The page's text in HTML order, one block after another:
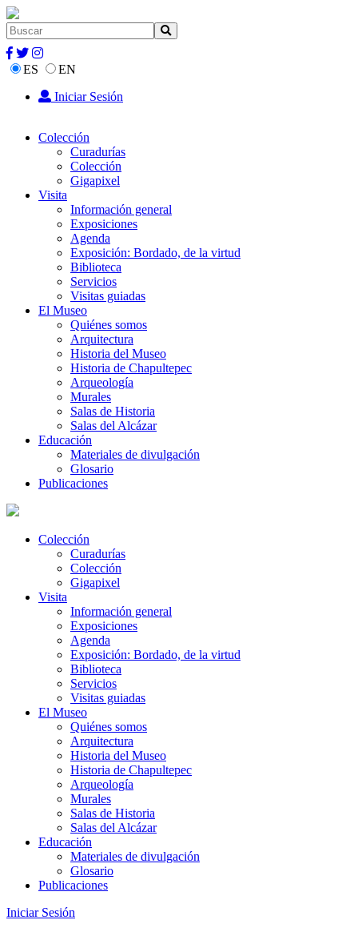
ES
EN
Iniciar Sesión
Colección
Curadurías
Colección
Gigapixel
Visita
Información general
Exposiciones
Agenda
Exposición: Bordado, de la virtud
Biblioteca
Servicios
Visitas guiadas
El Museo
Quiénes somos
Arquitectura
Historia del Museo
Historia de Chapultepec
Arqueología
Murales
Salas de Historia
Salas del Alcázar
Educación
Materiales de divulgación
Glosario
Publicaciones
Colección
Curadurías
Colección
Gigapixel
Visita
Información general
Exposiciones
Agenda
Exposición: Bordado, de la virtud
Biblioteca
Servicios
Visitas guiadas
El Museo
Quiénes somos
Arquitectura
Historia del Museo
Historia de Chapultepec
Arqueología
Murales
Salas de Historia
Salas del Alcázar
Educación
Materiales de divulgación
Glosario
Publicaciones
Iniciar Sesión